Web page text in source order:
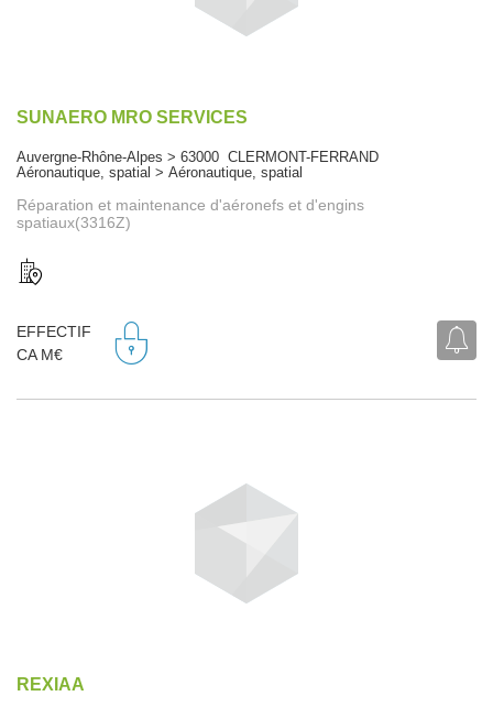
SUNAERO MRO SERVICES
Auvergne-Rhône-Alpes > 63000 CLERMONT-FERRAND
Aéronautique, spatial > Aéronautique, spatial
Réparation et maintenance d'aéronefs et d'engins
spatiaux(3316Z)
EFFECTIF
CA M€
REXIAA